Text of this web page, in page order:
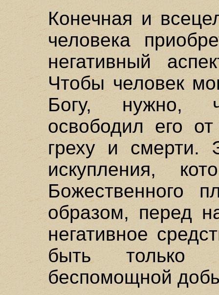
Конечная и
человека
негативный
Чтобы человек
Богу, нужно,
освободил его
греху и смерти.
искупления,
Божественного
образом, перед
негативное
быть только
беспомощной